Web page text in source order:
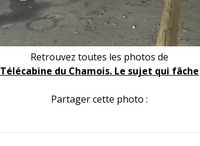
Retrouvez toutes les photos de
Télécabine du Chamois. Le sujet qui fâche
Partager cette photo :